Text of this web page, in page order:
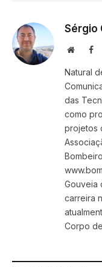
Sérgio
Website
Natural
das
como
projetos
Gouveia
carreira
Corpo